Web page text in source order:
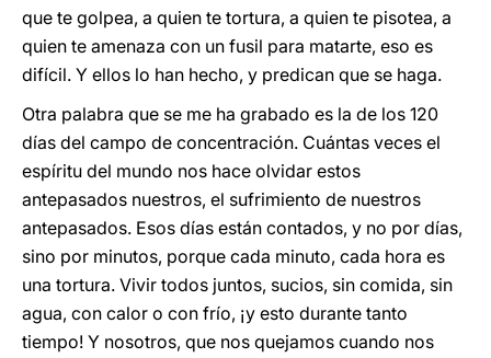
que te golpea, a quien te tortura, a quien te pisotea, a
quien te amenaza con un fusil para matarte, eso es
difícil. Y ellos lo han hecho, y predican que se haga.
Otra palabra que se me ha grabado es la de los 120
días del campo de concentración. Cuántas veces el
espíritu del mundo nos hace olvidar estos
antepasados nuestros, el sufrimiento de nuestros
antepasados. Esos días están contados, y no por días,
sino por minutos, porque cada minuto, cada hora es
una tortura. Vivir todos juntos, sucios, sin comida, sin
agua, con calor o con frío, ¡y esto durante tanto
tiempo! Y nosotros, que nos quejamos cuando nos